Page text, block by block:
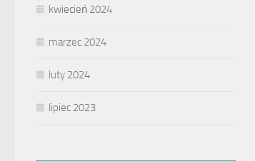
kwiecień 2024
marzec 2024
luty 2024
lipiec 2023